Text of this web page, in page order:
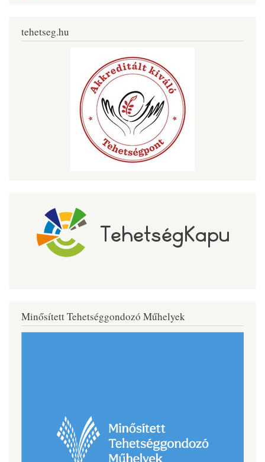
tehetseg.hu
Minősített Tehetséggondozó Műhelyek